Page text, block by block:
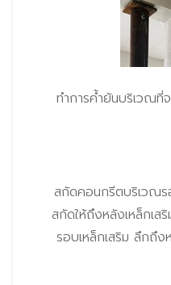
ทําการค้ำยันบริเวณที่
สกัดคอนกรีตบริเวณร
สกัดให้ถึงหลังเหล็กเส
รอบเหล็กเสริม ลึกถึง